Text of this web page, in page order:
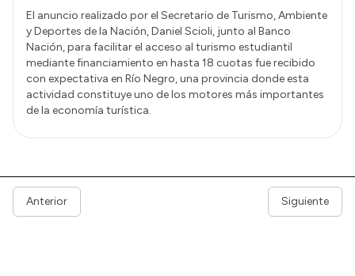
El anuncio realizado por el Secretario de Turismo, Ambiente
y Deportes de la Nación, Daniel Scioli, junto al Banco
Nación, para facilitar el acceso al turismo estudiantil
mediante financiamiento en hasta 18 cuotas fue recibido
con expectativa en Río Negro, una provincia donde esta
actividad constituye uno de los motores más importantes
de la economía turística.
Anterior Siguiente